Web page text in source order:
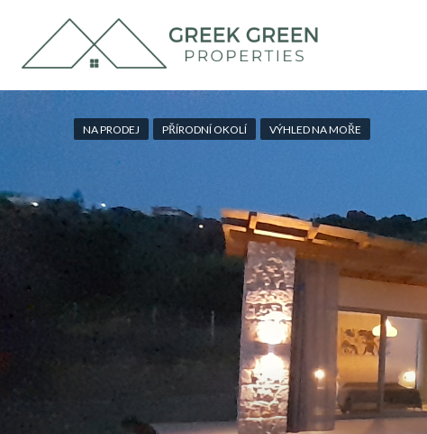
NA PRODEJ PŘÍRODNÍ OKOLÍ VÝHLED NA MOŘE